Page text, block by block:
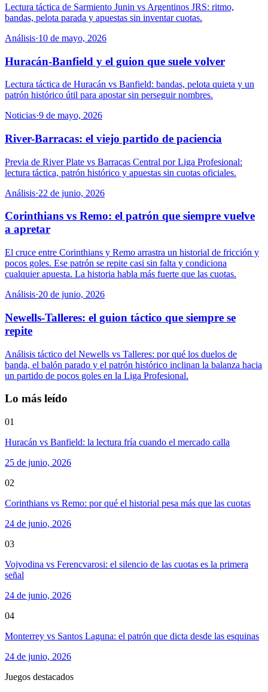
Lectura táctica de Sarmiento Junin vs Argentinos JRS: ritmo,
bandas, pelota parada y apuestas sin inventar cuotas.
Análisis·10 de mayo, 2026
Huracán-Banfield y el guion que suele volver
Lectura táctica de Huracán vs Banfield: bandas, pelota quieta y un
patrón histórico útil para apostar sin perseguir nombres.
Noticias·9 de mayo, 2026
River-Barracas: el viejo partido de paciencia
Previa de River Plate vs Barracas Central por Liga Profesional:
lectura táctica, patrón histórico y apuestas sin cuotas oficiales.
Análisis·22 de junio, 2026
Corinthians vs Remo: el patrón que siempre vuelve
a apretar
El cruce entre Corinthians y Remo arrastra un historial de fricción y
pocos goles. Ese patrón se repite casi sin falta y condiciona
cualquier apuesta. La historia habla más fuerte que las cuotas.
Análisis·20 de junio, 2026
Newells-Talleres: el guion táctico que siempre se
repite
Análisis táctico del Newells vs Talleres: por qué los duelos de
banda, el balón parado y el patrón histórico inclinan la balanza hacia
un partido de pocos goles en la Liga Profesional.
Lo más leído
01
Huracán vs Banfield: la lectura fría cuando el mercado calla
25 de junio, 2026
02
Corinthians vs Remo: por qué el historial pesa más que las cuotas
24 de junio, 2026
03
Vojvodina vs Ferencvarosi: el silencio de las cuotas es la primera
señal
24 de junio, 2026
04
Monterrey vs Santos Laguna: el patrón que dicta desde las esquinas
24 de junio, 2026
Juegos destacados